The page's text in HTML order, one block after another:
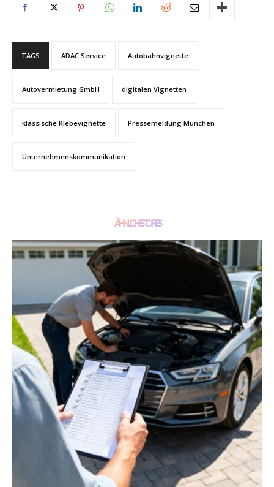
TAGS ADAC Service Autobahnvignette
Autovermietung GmbH digitalen Vignetten
klassische Klebevignette Pressemeldung München
Unternehmenskommunikation
ÄHNLICHE STORIES